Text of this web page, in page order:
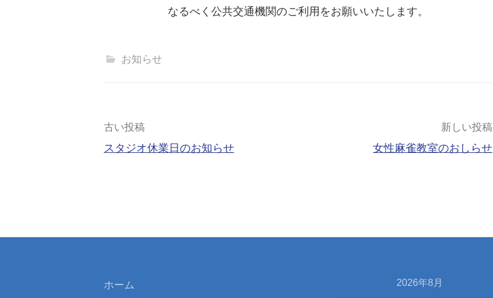
なるべく公共交通機関のご利用をお願いいたします。
お知らせ
投
稿
ゲ
シ
古い投稿
スタジオ休業日のお知らせ
新しい投稿
女性麻雀教室のおしらせ
ホーム 2026年8月